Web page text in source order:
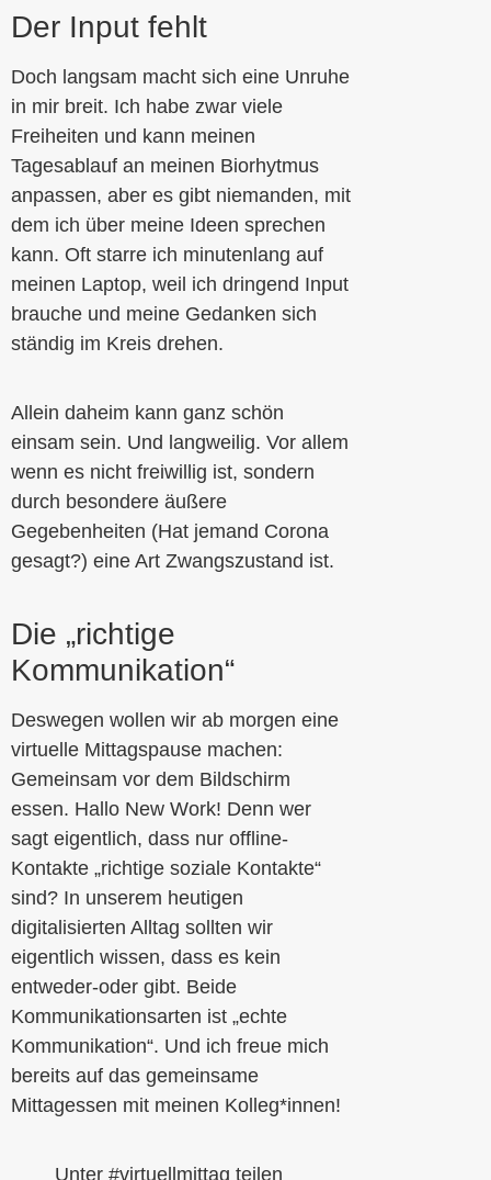
Der Input fehlt
Doch langsam macht sich eine Unruhe
in mir breit. Ich habe zwar viele
Freiheiten und kann meinen
Tagesablauf an meinen Biorhytmus
anpassen, aber es gibt niemanden, mit
dem ich über meine Ideen sprechen
kann. Oft starre ich minutenlang auf
meinen Laptop, weil ich dringend Input
brauche und meine Gedanken sich
ständig im Kreis drehen.
Allein daheim kann ganz schön
einsam sein. Und langweilig. Vor allem
wenn es nicht freiwillig ist, sondern
durch besondere äußere
Gegebenheiten (Hat jemand Corona
gesagt?) eine Art Zwangszustand ist.
Die „richtige
Kommunikation“
Deswegen wollen wir ab morgen eine
virtuelle Mittagspause machen:
Gemeinsam vor dem Bildschirm
essen. Hallo New Work! Denn wer
sagt eigentlich, dass nur offline-
Kontakte „richtige soziale Kontakte“
sind? In unserem heutigen
digitalisierten Alltag sollten wir
eigentlich wissen, dass es kein
entweder-oder gibt. Beide
Kommunikationsarten ist „echte
Kommunikation“. Und ich freue mich
bereits auf das gemeinsame
Mittagessen mit meinen Kolleg*innen!
Unter #virtuellmittag teilen